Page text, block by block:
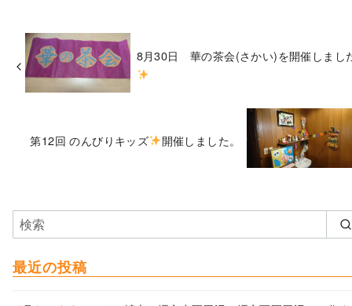
8月30日 華の茶会(さかい)を開催しまし
第12回 のんびりキッズ 開催しました。
最近の投稿